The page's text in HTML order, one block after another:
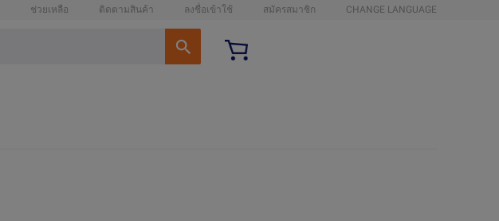
ช่วยเหลือ ติดตามสินค้า ลงชื่อเข้าใช้ สมัครสมาชิก CHANGE LANGUAGE